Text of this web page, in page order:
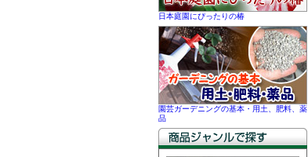
日本庭園にぴったりの椿
園芸ガーデニングの基本・用土、肥料、薬
品